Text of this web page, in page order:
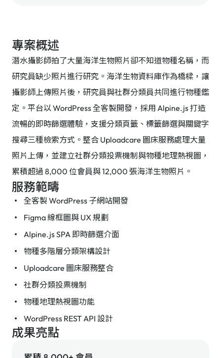
專案概述
潛水攝影師拍了大量海洋生物照片卻不知道物種名稱，而
研究員缺少照片進行研究。海洋生物資料庫作為橋樑，讓
攝影師上傳照片後，研究員與社群分類員共同進行物種鑑
定。平台以 WordPress 全客製開發，採用 Alpine.js 打造
流暢的即時篩選體驗，支援分類頁籤、標籤篩選與關鍵字
搜尋三種檢索方式。整合 Uploadcare 圖床服務處理大量
照片上傳，並建立社群分類投票機制與物種地理熱視圖，
累積超過 8,000 位會員與 12,000 張海洋生物照片。
服務範疇
全客製 WordPress 子網站開發
Figma 線框圖與 UX 規劃
Alpine.js SPA 即時篩選介面
物種多階層分類架構設計
Uploadcare 圖床服務整合
社群分類投票機制
物種地理熱視圖功能
WordPress REST API 設計
成果亮點